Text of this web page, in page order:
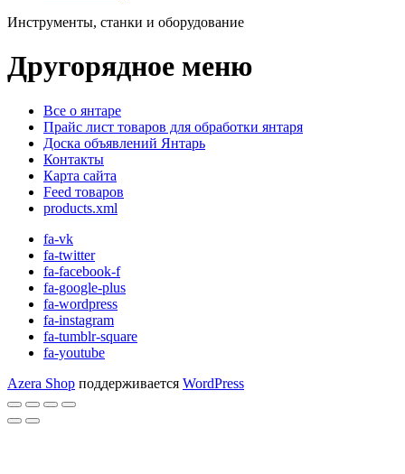
Инструменты, станки и оборудование
Другорядное меню
Все о янтаре
Прайс лист товаров для обработки янтаря
Доска объявлений Янтарь
Контакты
Карта сайта
Feed товаров
products.xml
fa-vk
fa-twitter
fa-facebook-f
fa-google-plus
fa-wordpress
fa-instagram
fa-tumblr-square
fa-youtube
Azera Shop поддерживается WordPress